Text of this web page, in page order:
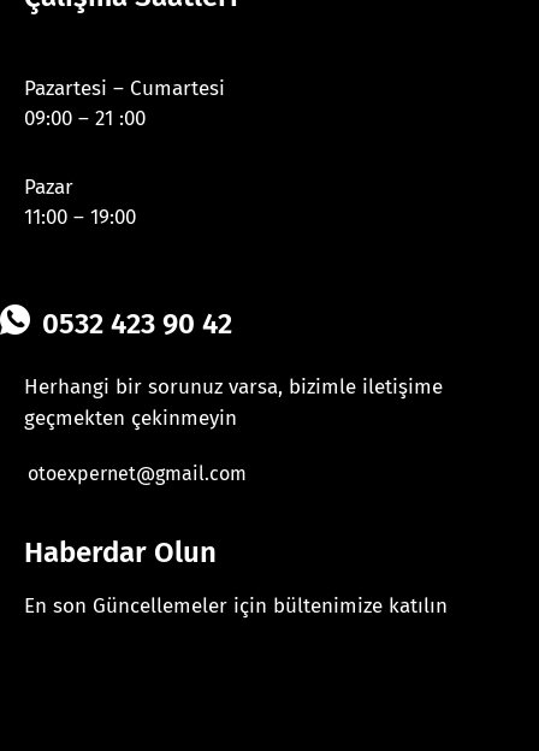
Pazartesi – Cumartesi
09:00 – 21 :00
Pazar
11:00 – 19:00
0532 423 90 42
Herhangi bir sorunuz varsa, bizimle iletişime
geçmekten çekinmeyin
otoexpernet@gmail.com
Haberdar Olun
En son Güncellemeler için bültenimize katılın